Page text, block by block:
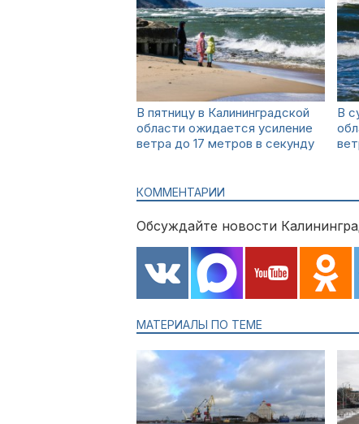
В пятницу в Калининградской
области ожидается усиление
ветра до 17 метров в секунду
В
КОММЕНТАРИИ
Обсуждайте новости
МАТЕРИАЛЫ ПО ТЕМЕ